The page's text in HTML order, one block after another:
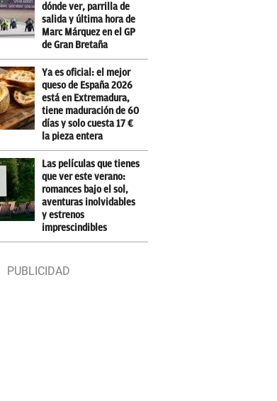
dónde ver, parrilla de
salida y última hora de
Marc Márquez en el GP
de Gran Bretaña
Ya es oficial: el mejor
queso de España 2026
está en Extremadura,
tiene maduración de 60
días y solo cuesta 17 €
la pieza entera
Las películas que tienes
que ver este verano:
romances bajo el sol,
aventuras inolvidables
y estrenos
imprescindibles